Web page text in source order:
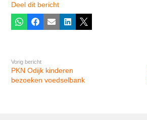
Deel dit bericht
WhatsappFacebook
E-mailLinkedIn
X
Vorig bericht
PKN Odijk kinderen
bezoeken voedselbank